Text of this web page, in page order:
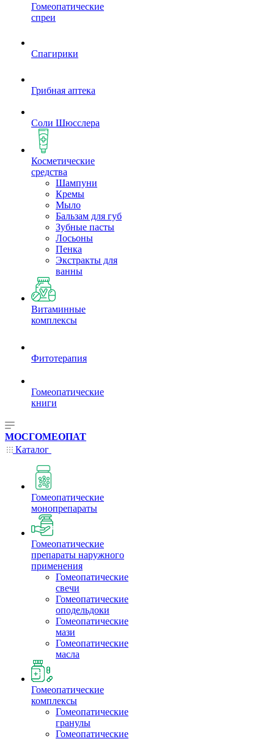
Гомеопатические
спреи
Спагирики
Грибная аптека
Соли Шюсслера
Косметические
средства
Шампуни
Кремы
Мыло
Бальзам для губ
Зубные пасты
Лосьоны
Пенка
Экстракты для
ванны
Витаминные
комплексы
Фитотерапия
Гомеопатические
книги
МОСГОМЕОПАТ
Каталог
Гомеопатические
монопрепараты
Гомеопатические
препараты наружного
применения
Гомеопатические
свечи
Гомеопатические
оподельдоки
Гомеопатические
мази
Гомеопатические
масла
Гомеопатические
комплексы
Гомеопатические
гранулы
Гомеопатические